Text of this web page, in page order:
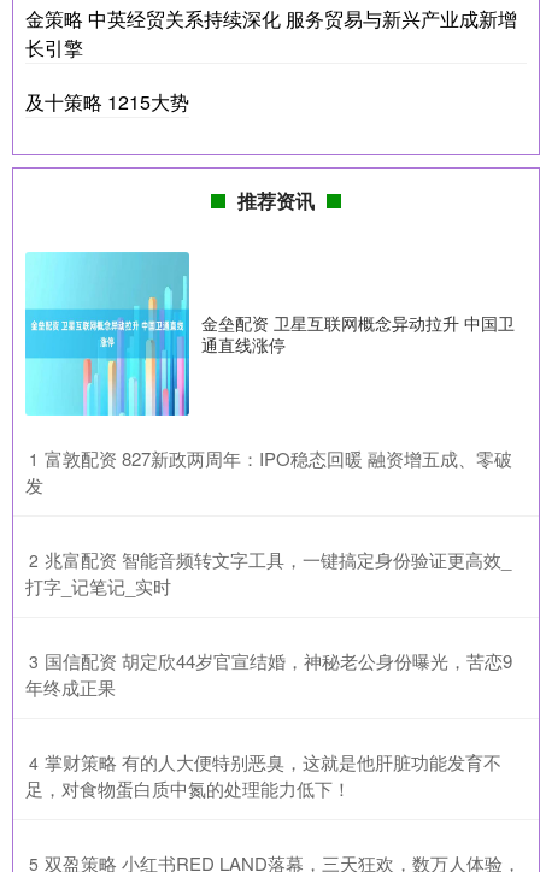
金策略 中英经贸关系持续深化 服务贸易与新兴产业成新增
长引擎
及十策略 1215大势
推荐资讯
金垒配资 卫星互联网概念异动拉升 中国卫
通直线涨停
1 ​富敦配资 827新政两周年：IPO稳态回暖 融资增五成、零破
发
2 ​兆富配资 智能音频转文字工具，一键搞定身份验证更高效_
打字_记笔记_实时
3 ​国信配资 胡定欣44岁官宣结婚，神秘老公身份曝光，苦恋9
年终成正果
4 ​掌财策略 有的人大便特别恶臭，这就是他肝脏功能发育不
足，对食物蛋白质中氮的处理能力低下！
5 ​双盈策略 小红书RED LAND落幕，三天狂欢，数万人体验，